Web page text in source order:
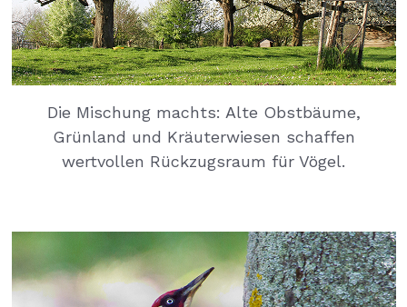
Die Mischung machts: Alte Obstbäume,
Grünland und Kräuterwiesen schaffen
wertvollen Rückzugsraum für Vögel.